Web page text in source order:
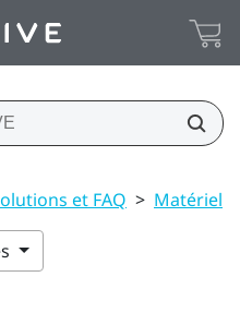
et FAQ > Matériel